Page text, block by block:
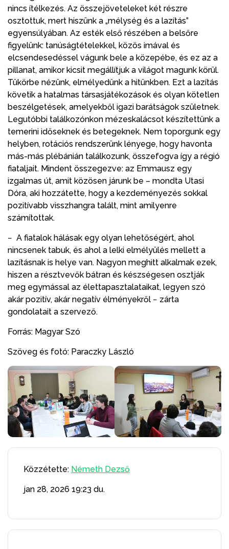
nincs ítélkezés. Az összejöveteleket két részre
osztottuk, mert hiszünk a „mélység és a lazítás”
egyensúlyában. Az esték első részében a belsőre
figyelünk: tanúságtételekkel, közös imával és
elcsendesedéssel vágunk bele a közepébe, és ez az a
pillanat, amikor kicsit megállítjuk a világot magunk körül.
Tükörbe nézünk, elmélyedünk a hitünkben. Ezt a lazítás
követik a hatalmas társasjátékozások és olyan kötetlen
beszélgetések, amelyekből igazi barátságok születnek.
Legutóbbi találkozónkon mézeskalácsot készítettünk a
temerini időseknek és betegeknek. Nem toporgunk egy
helyben, rotációs rendszerünk lényege, hogy havonta
más-más plébánián találkozunk, összefogva így a régió
fiataljait. Mindent összegezve: az Emmausz egy
izgalmas út, amit közösen járunk be – mondta Utasi
Dóra, aki hozzátette, hogy a kezdeményezés sokkal
pozitívabb visszhangra talált, mint amilyenre
számítottak.
− A fiatalok hálásak egy olyan lehetőségért, ahol
nincsenek tabuk, és ahol a lelki elmélyülés mellett a
lazításnak is helye van. Nagyon meghitt alkalmak ezek,
hiszen a résztvevők bátran és készségesen osztják
meg egymással az élettapasztalataikat, legyen szó
akár pozitív, akár negatív élményekről − zárta
gondolatait a szervező.
Forrás: Magyar Szó
Szöveg és fotó: Paraczky László
Közzétette: Németh Dezső
jan 28, 2026 19:23 du.